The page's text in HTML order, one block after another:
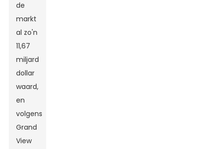
de
markt
al zo'n
11,67
miljard
dollar
waard,
en
volgens
Grand
View